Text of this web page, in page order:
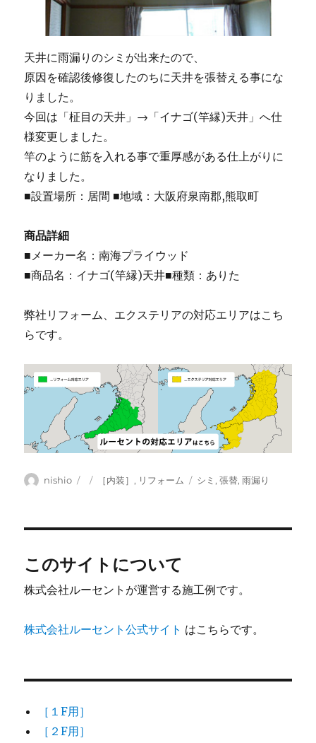
天井に雨漏りのシミが出来たので、
原因を確認後修復したのちに天井を張替える事にな
りました。
今回は「柾目の天井」→「イナゴ(竿縁)天井」へ仕
様変更しました。
竿のように筋を入れる事で重厚感がある仕上がりに
なりました。
■設置場所：居間 ■地域：大阪府泉南郡,熊取町
商品詳細
■メーカー名：南海プライウッド
■商品名：イナゴ(竿縁)天井■種類：ありた
弊社リフォーム、エクステリアの対応エリアはこち
らです。
投
nishio
投
カ［内装］, リフォーム
タ
シミ,張替,雨漏り
このサイトについて
株式会社ルーセントが運営する施工例です。
株式会社ルーセント公式サイト はこちらです。
［１F用］
［２F用］